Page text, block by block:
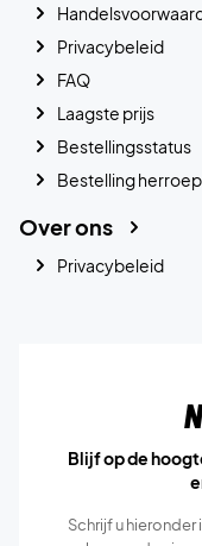
Privacybeleid
FAQ
Laagste prijs
Bestellingsstatus
Bestelling
Over ons
Privacybeleid
Blijf op de
Schrijf u